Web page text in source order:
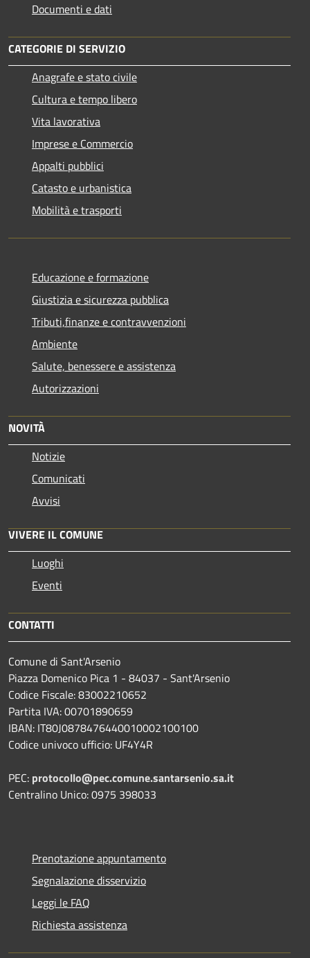
Documenti e dati
CATEGORIE DI SERVIZIO
Anagrafe e stato civile
Cultura e tempo libero
Vita lavorativa
Imprese e Commercio
Appalti pubblici
Catasto e urbanistica
Mobilità e trasporti
Educazione e formazione
Giustizia e sicurezza pubblica
Tributi,finanze e contravvenzioni
Ambiente
Salute, benessere e assistenza
Autorizzazioni
NOVITÀ
Notizie
Comunicati
Avvisi
VIVERE IL COMUNE
Luoghi
Eventi
CONTATTI
Comune di Sant'Arsenio
Piazza Domenico Pica 1 - 84037 - Sant'Arsenio
Codice Fiscale: 83002210652
Partita IVA: 00701890659
IBAN: IT80J0878476440010002100100
Codice univoco ufficio: UF4Y4R
PEC: protocollo@pec.comune.santarsenio.sa.it
Centralino Unico: 0975 398033
Prenotazione appuntamento
Segnalazione disservizio
Leggi le FAQ
Richiesta assistenza